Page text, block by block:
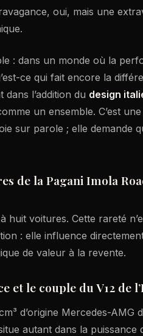
oui, mais une
: dans un monde où la
ce qui fait encore la
l’addition du design
un ensemble. C’est
sur parole ; elle demande
de la Pagani Imola
huit voitures. Cette rareté
: elle influence
de valeur à la revente.
et le couple du V12 de
d’origine Mercedes-AMG
autant dans la puissance